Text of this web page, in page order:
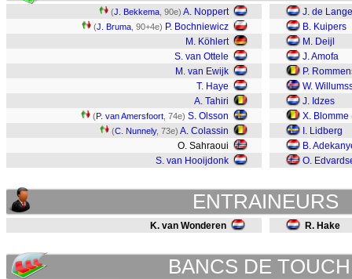
(J. Bekkema , 90e) A. Noppert
(J. Bruma , 90+4e) P. Bochniewicz
M. Köhlert
S. van Ottele
M. van Ewijk
T. Haye
A. Tahiri
(P. van Amersfoort , 74e) S. Olsson
(C. Nunnely, 73e) A. Colassin
O. Sahraoui
S. van Hooijdonk
J. de Lange
B. Kuipers
M. Deijl
J. Amofa
P.
W.
J. Idzes
X. Blomme
I. Lidberg
B.
O.
ENTRAINEURS
K. van Wonderen R. Hake
BANCS DE